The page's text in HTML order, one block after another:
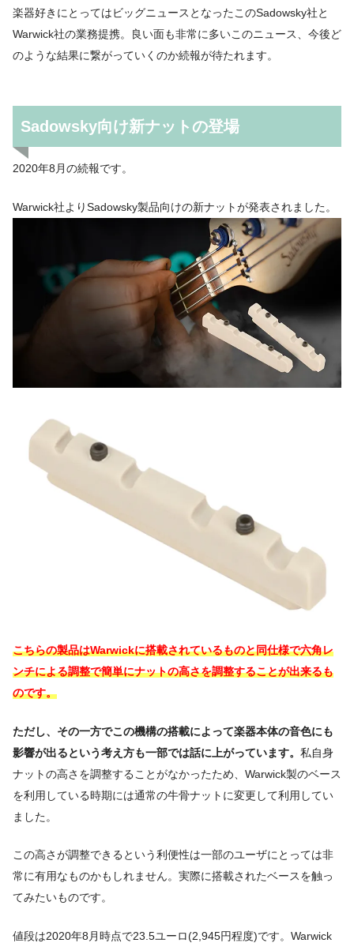
楽器好きにとってはビッグニュースとなったこのSadowsky社と
Warwick社の業務提携。良い面も非常に多いこのニュース、今後ど
のような結果に繋がっていくのか続報が待たれます。
Sadowsky向け新ナットの登場
2020年8月の続報です。
Warwick社よりSadowsky製品向けの新ナットが発表されました。
こちらの製品はWarwickに搭載されているものと同仕様で六角レ
ンチによる調整で簡単にナットの高さを調整することが出来るも
のです。
ただし、その一方でこの機構の搭載によって楽器本体の音色にも
影響が出るという考え方も一部では話に上がっています。 私自身
ナットの高さを調整することがなかったため、Warwick製のベース
を利用している時期には通常の牛骨ナットに変更して利用してい
ました。
この高さが調整できるという利便性は一部のユーザにとっては非
常に有用なものかもしれません。実際に搭載されたベースを触っ
てみたいものです。
値段は2020年8月時点で23.5ユーロ(2,945円程度)です。Warwick